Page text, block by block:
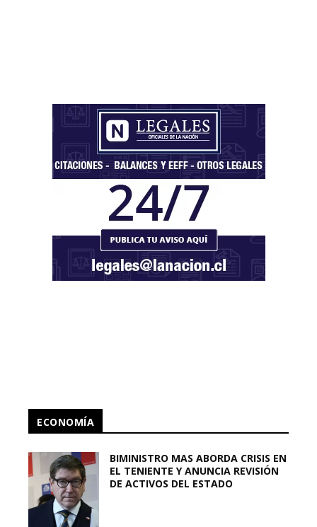
ECONOMÍA
BIMINISTRO MAS ABORDA CRISIS EN
EL TENIENTE Y ANUNCIA REVISIÓN
DE ACTIVOS DEL ESTADO